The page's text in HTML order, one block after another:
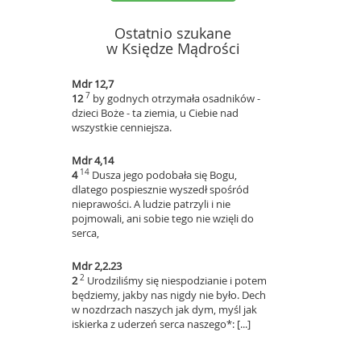
Ostatnio szukane
w Księdze Mądrości
Mdr 12,7
127 by godnych otrzymała osadników -
dzieci Boże - ta ziemia, u Ciebie nad
wszystkie cenniejsza.
Mdr 4,14
414 Dusza jego podobała się Bogu,
dlatego pospiesznie wyszedł spośród
nieprawości. A ludzie patrzyli i nie
pojmowali, ani sobie tego nie wzięli do
serca,
Mdr 2,2.23
22 Urodziliśmy się niespodzianie i potem
będziemy, jakby nas nigdy nie było. Dech
w nozdrzach naszych jak dym, myśl jak
iskierka z uderzeń serca naszego*: [...]